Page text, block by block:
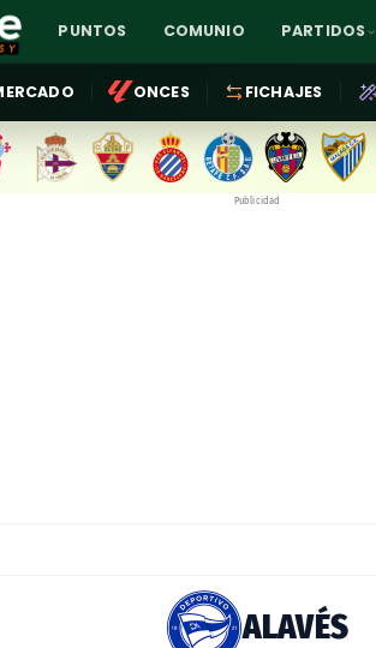
PUNTOS COMUNIO PARTIDOS
ONCES FICHAJES
Publicidad
ALAVÉS